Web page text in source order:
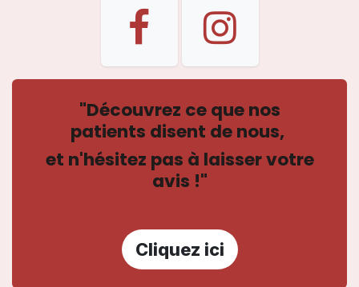
"Découvrez ce que nos
patients disent de nous,
et n'hésitez pas à laisser votre
avis !"
Cliquez ici​​